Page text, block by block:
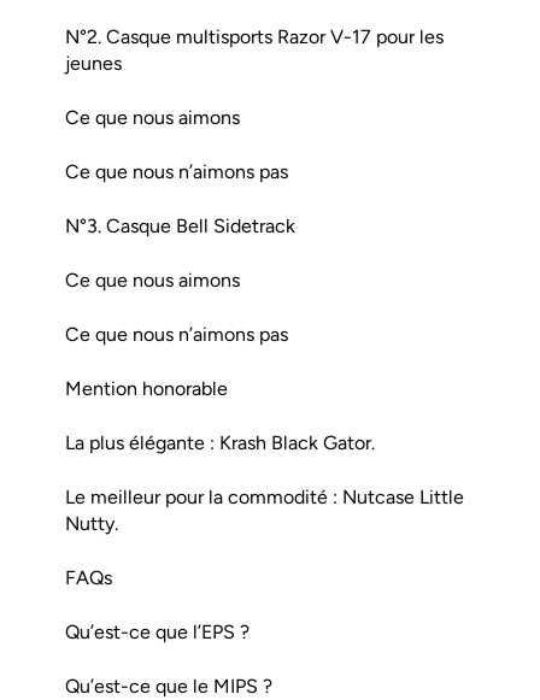
N°2. Casque multisports Razor V-17 pour les
jeunes
Ce que nous aimons
Ce que nous n’aimons pas
N°3. Casque Bell Sidetrack
Ce que nous aimons
Ce que nous n’aimons pas
Mention honorable
La plus élégante : Krash Black Gator.
Le meilleur pour la commodité : Nutcase Little
Nutty.
FAQs
Qu’est-ce que l’EPS ?
Qu’est-ce que le MIPS ?